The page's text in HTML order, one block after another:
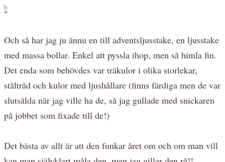
Och så har jag ju ännu en till adventsljusstake, en ljusstake
med massa bollar. Enkel att pyssla ihop, men så himla fin.
Det enda som behövdes var träkulor i olika storlekar,
ståltråd och kulor med ljushållare (finns färdiga men de var
slutsålda när jag ville ha de, så jag gullade med snickaren
på jobbet som fixade till de!)
Det bästa av allt är att den funkar året om och om man vill